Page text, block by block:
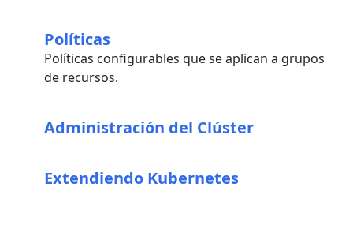
Políticas
Políticas configurables que se aplican a grupos
de recursos.
Administración del Clúster
Extendiendo Kubernetes